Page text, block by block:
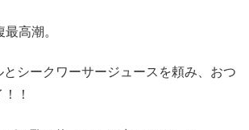
高潮。
とシークワーサージュースを頼み、おつ
！